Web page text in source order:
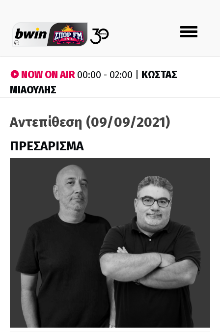
Toggle
navigation
NOW ON AIR00:00 - 02:00 | ΚΩΣΤΑΣ
ΜΙΑΟΥΛΗΣ
Αντεπίθεση (09/09/2021)
ΠΡΕΣΑΡΙΣΜΑ